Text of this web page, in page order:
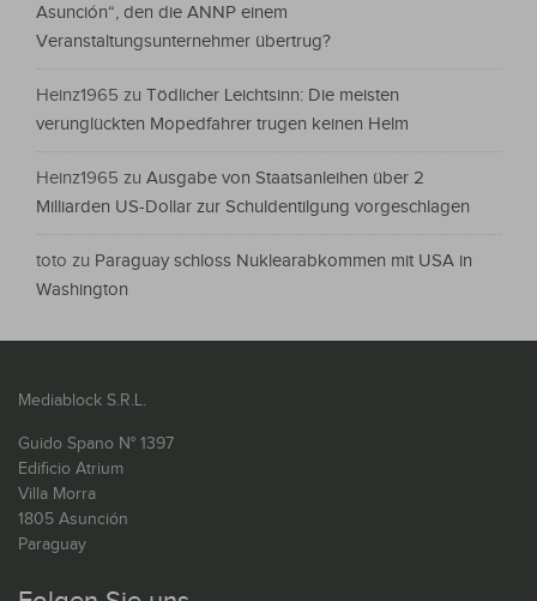
Asunción“, den die ANNP einem
Veranstaltungsunternehmer übertrug?
Heinz1965 zu Tödlicher Leichtsinn: Die meisten
verunglückten Mopedfahrer trugen keinen Helm
Heinz1965 zu Ausgabe von Staatsanleihen über 2
Milliarden US-Dollar zur Schuldentilgung vorgeschlagen
toto zu Paraguay schloss Nuklearabkommen mit USA in
Washington
Mediablock S.R.L.
Guido Spano N° 1397
Edificio Atrium
Villa Morra
1805 Asunción
Paraguay